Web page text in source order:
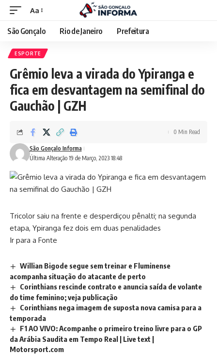
Aa
São Gonçalo Rio de Janeiro Prefeitura
ESPORTE
Grêmio leva a virada do Ypiranga e
fica em desvantagem na semifinal do
Gauchão | GZH
Última Alteração 19 de Março, 2023 18:48
São Gonçalo Informa
0 Min Read
Tricolor saiu na frente e desperdiçou pênalti; na segunda
etapa, Ypiranga fez dois em duas penalidades
Ir para a Fonte
Willian Bigode segue sem treinar e Fluminense
acompanha situação do atacante de perto
Corinthians rescinde contrato e anuncia saída de volante
do time feminino; veja publicação
Corinthians nega imagem de suposta nova camisa para a
temporada
F1 AO VIVO: Acompanhe o primeiro treino livre para o GP
da Arábia Saudita em Tempo Real | Live text |
Motorsport.com